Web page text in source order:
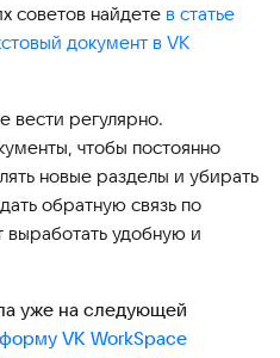
советов найдете в статье
документ в VK
регулярно.
чтобы постоянно
новые разделы и убирать
обратную связь по
удобную и
уже на следующей
VK WorkSpace